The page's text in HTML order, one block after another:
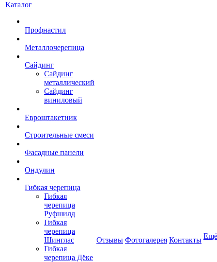
Каталог
Профнастил
Металлочерепица
Сайдинг
Сайдинг
металлический
Сайдинг
виниловый
Евроштакетник
Строительные смеси
Фасадные панели
Ондулин
Гибкая черепица
Гибкая
черепица
Руфшилд
Гибкая
черепица
Шинглас
Гибкая
черепица Дёке
Отзывы Фотогалерея Контакты Ещё